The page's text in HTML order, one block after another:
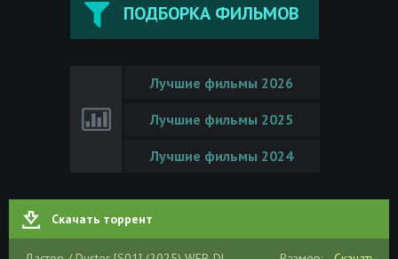
ПОДБОРКА ФИЛЬМОВ
Лучшие фильмы 2026
Лучшие фильмы 2025
Лучшие фильмы 2024
Скачать торрент